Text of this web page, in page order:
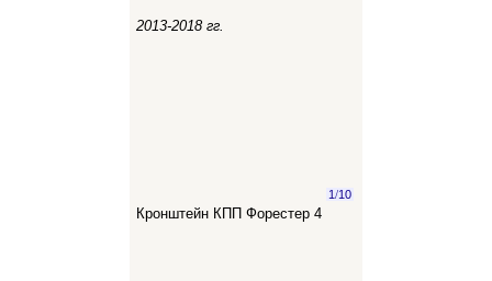
2013-2018 гг.
1/10
Кронштейн КПП Форестер 4